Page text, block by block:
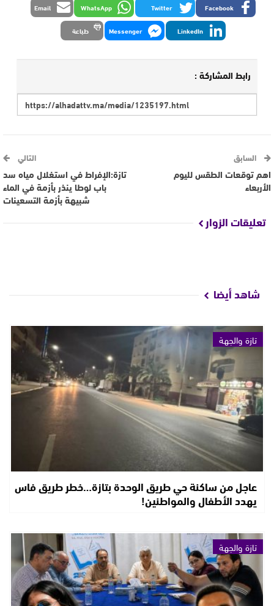
Facebook
Twitter
WhatsApp
Email
LinkedIn
Messenger طباعة
رابط المشاركة :
السابق
اهم توقعات الطقس لليوم
الأربعاء
التالي
تازة:الإفراط في استغلال مياه سد
باب لوطا ينذر بأزمة في الماء
شبيهة بأزمة التسعينات
تعليقات الزوار
شاهد أيضا
تازة والجهة
عاجل من ساكنة حي طريق الوحدة بتازة…خطر طريق فاس
يهدد الأطفال والمواطنين!
تازة والجهة